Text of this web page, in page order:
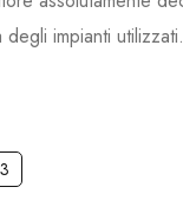
impianti utilizzati.
3